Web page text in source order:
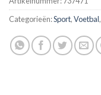
Categorieën:Sport,Voetbal,